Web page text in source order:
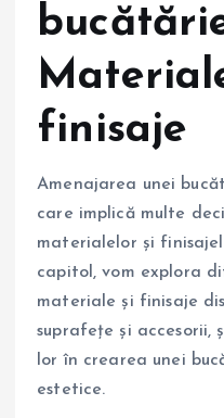
finisaje
Amenajarea unei
care implică multe
materialelor și
capitol, vom explora
materiale și finisaje
suprafețe și accesorii,
lor în crearea unei
estetice.